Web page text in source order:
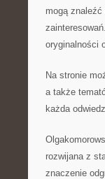
mogą znaleźć
oryginalności
Na stronie
a także
każda
rozwijana z
znaczenie